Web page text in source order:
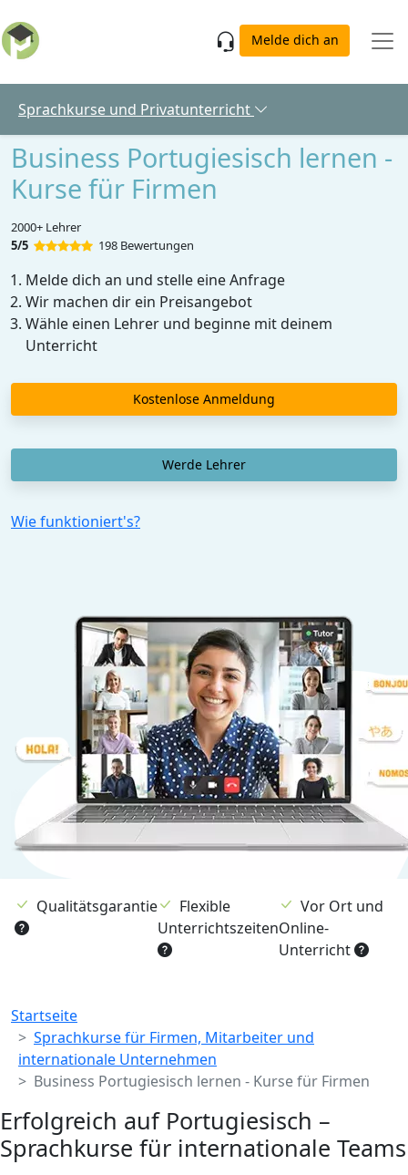
Melde dich an
Sprachkurse und Privatunterricht
Business Portugiesisch lernen -
Kurse für Firmen
2000+ Lehrer
5/5
198 Bewertungen
Melde dich an und stelle eine Anfrage
Wir machen dir ein Preisangebot
Wähle einen Lehrer und beginne mit deinem
Unterricht
Kostenlose Anmeldung
Werde Lehrer
Wie funktioniert's?
Qualitätsgarantie
Flexible
Unterrichtszeiten
Vor Ort und
Online-
Unterricht
Breadcrumb
Startseite
Sprachkurse für Firmen, Mitarbeiter und
internationale Unternehmen
Business Portugiesisch lernen - Kurse für Firmen
Erfolgreich auf Portugiesisch –
Sprachkurse für internationale Teams